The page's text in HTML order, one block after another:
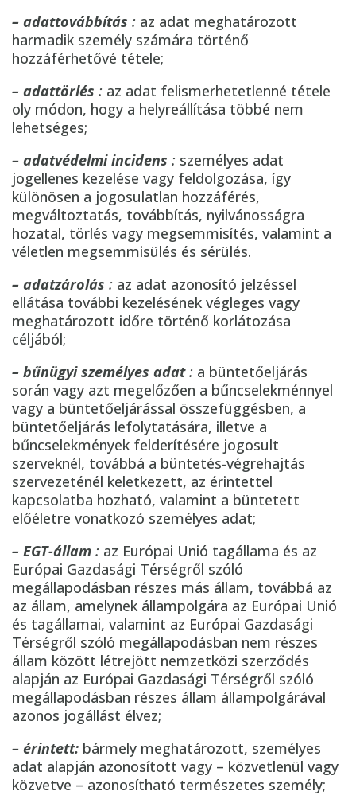
– adattovábbítás: az adat meghatározott
harmadik személy számára történő
hozzáférhetővé tétele;
– adattörlés: az adat felismerhetetlenné tétele
oly módon, hogy a helyreállítása többé nem
lehetséges;
– adatvédelmi incidens: személyes adat
jogellenes kezelése vagy feldolgozása, így
különösen a jogosulatlan hozzáférés,
megváltoztatás, továbbítás, nyilvánosságra
hozatal, törlés vagy megsemmisítés, valamint a
véletlen megsemmisülés és sérülés.
– adatzárolás: az adat azonosító jelzéssel
ellátása további kezelésének végleges vagy
meghatározott időre történő korlátozása
céljából;
– bűnügyi személyes adat: a büntetőeljárás
során vagy azt megelőzően a bűncselekménnyel
vagy a büntetőeljárással összefüggésben, a
büntetőeljárás lefolytatására, illetve a
bűncselekmények felderítésére jogosult
szerveknél, továbbá a büntetés-végrehajtás
szervezeténél keletkezett, az érintettel
kapcsolatba hozható, valamint a büntetett
előéletre vonatkozó személyes adat;
– EGT-állam: az Európai Unió tagállama és az
Európai Gazdasági Térségről szóló
megállapodásban részes más állam, továbbá az
az állam, amelynek állampolgára az Európai Unió
és tagállamai, valamint az Európai Gazdasági
Térségről szóló megállapodásban nem részes
állam között létrejött nemzetközi szerződés
alapján az Európai Gazdasági Térségről szóló
megállapodásban részes állam állampolgárával
azonos jogállást élvez;
– érintett: bármely meghatározott, személyes
adat alapján azonosított vagy – közvetlenül vagy
közvetve – azonosítható természetes személy;